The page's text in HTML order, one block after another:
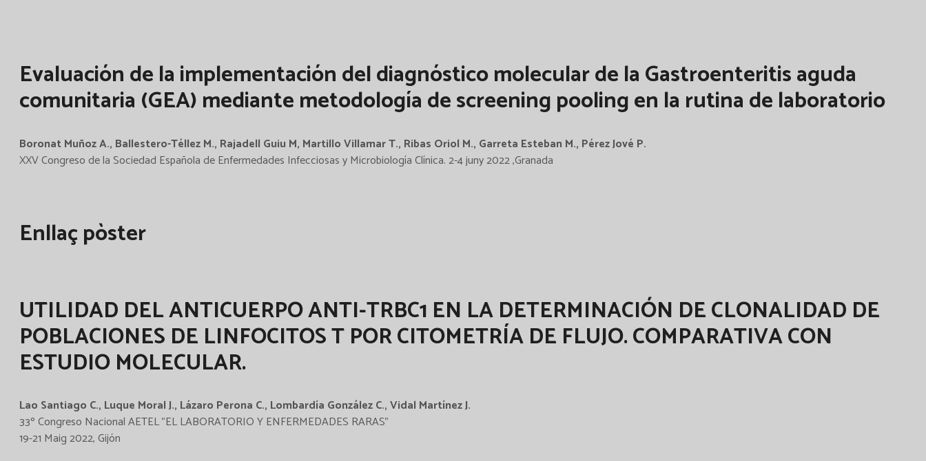
Evaluación de la implementación del diagnóstico molecular de la Gastroenteritis aguda
comunitaria (GEA) mediante metodología de screening pooling en la rutina de laboratorio
Boronat Muñoz A., Ballestero-Téllez M., Rajadell Guiu M, Martillo Villamar T., Ribas Oriol M., Garreta Esteban M., Pérez Jové P.
XXV Congreso de la Sociedad Española de Enfermedades Infecciosas y Microbiología Clínica. 2-4 juny 2022 ,Granada
Enllaç pòster
UTILIDAD DEL ANTICUERPO ANTI-TRBC1 EN LA DETERMINACIÓN DE CLONALIDAD DE
POBLACIONES DE LINFOCITOS T POR CITOMETRÍA DE FLUJO. COMPARATIVA CON
ESTUDIO MOLECULAR.
Lao Santiago C., Luque Moral J., Lázaro Perona C., Lombardía González C., Vidal Martínez J.
33º Congreso Nacional AETEL "EL LABORATORIO Y ENFERMEDADES RARAS"
19-21 Maig 2022, Gijón